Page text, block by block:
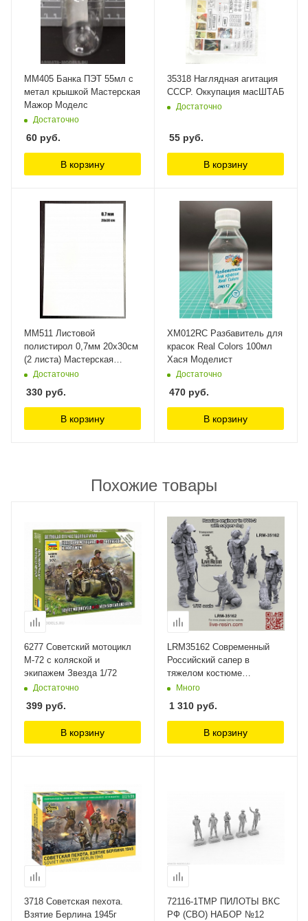
ММ405 Банка ПЭТ 55мл с
метал крышкой Мастерская
Мажор Моделс
Достаточно
60 руб.
В корзину
35318 Наглядная агитация
СССР. Оккупация масШТАБ
Достаточно
55 руб.
В корзину
MM511 Листовой
полистирол 0,7мм 20х30см
(2 листа) Мастерская
Мажор Моделс
Достаточно
330 руб.
В корзину
ХМ012RC Разбавитель для
красок Real Colors 100мл
Хася Моделист
Достаточно
470 руб.
В корзину
Похожие товары
6277 Советский мотоцикл
М-72 с коляской и
экипажем Звезда 1/72
Достаточно
399 руб.
В корзину
LRM35162 Современный
Российский сапер в
тяжелом костюме
разминирования со
свободной продажи) Live
Resin, 1/35
Много
1 310 руб.
В корзину
3718 Советская пехота.
Взятие Берлина 1945г
72116-1TMP ПИЛОТЫ ВКС
РФ (СВО) НАБОР №12